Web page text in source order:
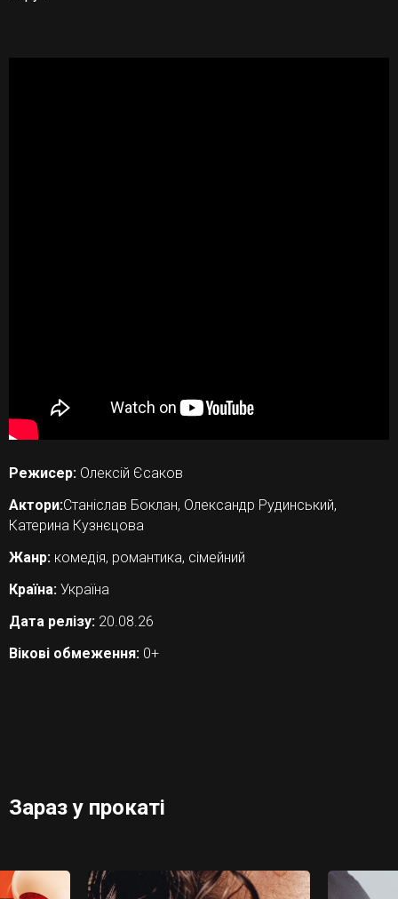
Режисер: Олексій Єсаков
Актори:Станіслав Боклан, Олександр Рудинський,
Катерина Кузнєцова
Жанр: комедія, романтика, сімейний
Країна: Україна
Дата релізу: 20.08.26
Вікові обмеження: 0+
Зараз у прокаті